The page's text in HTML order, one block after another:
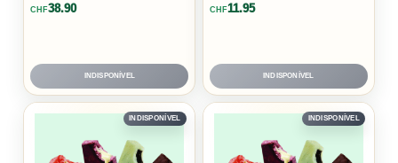
CHF38.90
INDISPONÍVEL
CHF11.95
INDISPONÍVEL
INDISPONÍVEL INDISPONÍVEL